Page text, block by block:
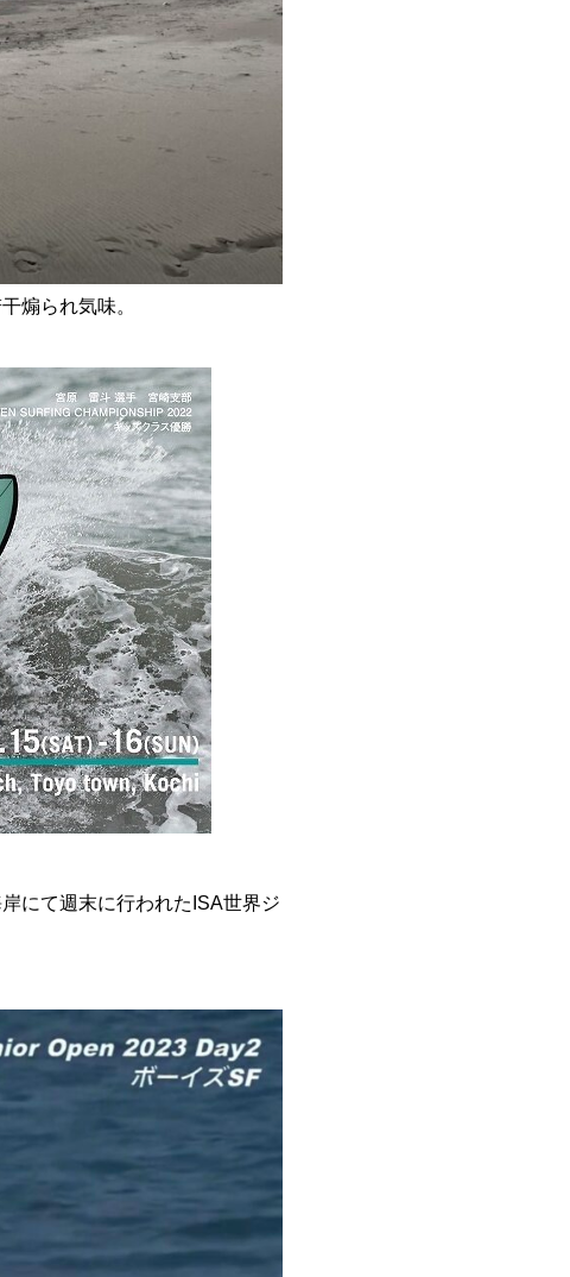
煽られ気味。
にて週末に行われたISA世界ジ